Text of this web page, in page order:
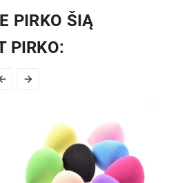
PIRKO ŠIĄ
PIRKO:
